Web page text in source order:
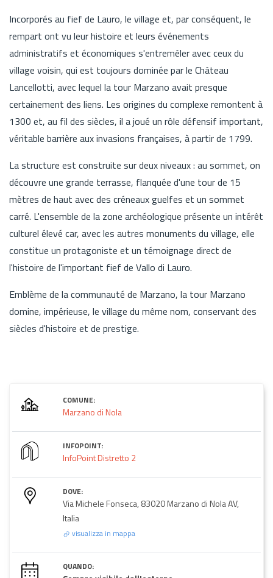
Incorporés au fief de Lauro, le village et, par conséquent, le
rempart ont vu leur histoire et leurs événements
administratifs et économiques s'entremêler avec ceux du
village voisin, qui est toujours dominée par le Château
Lancellotti, avec lequel la tour Marzano avait presque
certainement des liens. Les origines du complexe remontent à
1300 et, au fil des siècles, il a joué un rôle défensif important,
véritable barrière aux invasions françaises, à partir de 1799.
La structure est construite sur deux niveaux : au sommet, on
découvre une grande terrasse, flanquée d'une tour de 15
mètres de haut avec des créneaux guelfes et un sommet
carré. L'ensemble de la zone archéologique présente un intérêt
culturel élevé car, avec les autres monuments du village, elle
constitue un protagoniste et un témoignage direct de
l'histoire de l'important fief de Vallo di Lauro.
Emblème de la communauté de Marzano, la tour Marzano
domine, impérieuse, le village du même nom, conservant des
siècles d'histoire et de prestige.
COMUNE:
Marzano di Nola
INFOPOINT:
InfoPoint Distretto 2
DOVE:
Via Michele Fonseca, 83020 Marzano di Nola AV,
Italia
visualizza in mappa
QUANDO: